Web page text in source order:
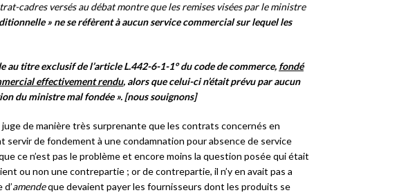
cadres versés au débat montre que les remises visées par le ministre
» ne se réfèrent à aucun service commercial sur lequel les
au titre exclusif de l’article L.442-6-1-1° du code de commerce, fondé
effectivement rendu, alors que celui-ci n’était prévu par aucun
du ministre mal fondée ». [nous souignons]
de manière très surprenante que les contrats concernés en
servir de fondement à une condamnation pour absence de service
ce n’est pas le problème et encore moins la question posée qui était
ou non une contrepartie ; or de contrepartie, il n’y en avait pas a
amendeque devaient payer les fournisseurs dont les produits se